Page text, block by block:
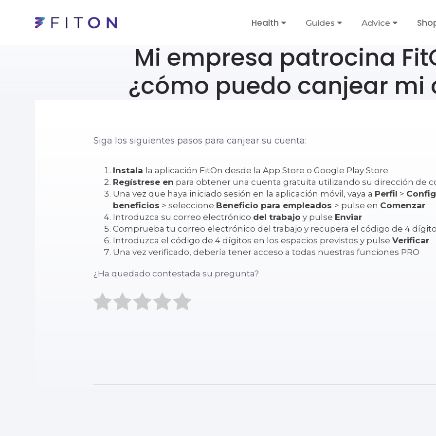
Health Guides Advice
Mi empresa patrocina
¿cómo puedo canjear mi
Siga los siguientes pasos para canjear su cuenta:
Instala la aplicación FitOn desde la App Store o Google Play Store
Regístrese en para obtener una cuenta gratuita utilizando su dirección de
Una vez que haya iniciado sesión en la aplicación móvil, vaya a Perfil >
beneficios > seleccione Beneficio para empleados > pulse en Comenzar
Introduzca su correo electrónico del trabajo y pulse Enviar
Comprueba tu correo electrónico del trabajo y recupera el código de 4
Introduzca el código de 4 dígitos en los espacios previstos y pulse Verificar
Una vez verificado, debería tener acceso a todas nuestras funciones PRO
¿Ha quedado contestada su pregunta?